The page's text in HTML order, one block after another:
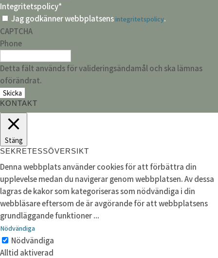
Integritetspolicy*
Jag godkänner webbplatsensintegritetspolicy.
CAPTCHA
Phone
Detta fält används för valideringsändamål och ska lämnas
oförändrat.
KONTAKT
Stäng
SEKRETESSÖVERSIKT
Denna webbplats använder cookies för att förbättra din
upplevelse medan du navigerar genom webbplatsen. Av dessa
lagras de kakor som kategoriseras som nödvändiga i din
webbläsare eftersom de är avgörande för att webbplatsens
grundläggande funktioner...
Nödvändiga
Nödvändiga
Alltid aktiverad